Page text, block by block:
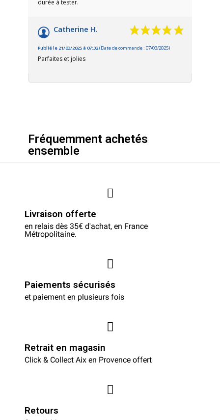
durée à tester.
Catherine H.
Publié le 21/03/2025 à 07:32(Date de commande : 07/03/2025)
Parfaites et jolies
Fréquemment achetés
ensemble
Livraison offerte
en relais dès 35€ d'achat, en France
Métropolitaine.
Paiements sécurisés
et paiement en plusieurs fois
Retrait en magasin
Click & Collect Aix en Provence offert
Retours